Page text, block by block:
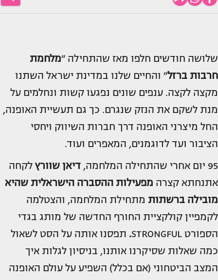
שלושה חודשים חלפו מאז שהתחילה ״מלחמת
חרבות ברזל״ והחיים שלנו במדינת ישראל השתנו
מקצה לקצה. ענפים שונים נפגעו קשות ונחלמים על
מנת לשקם את הנזק שנגרם. כך גם תעשיית האופנה,
החל מיצרני האופנה דרך חברות השיווק ויחסי
הציבור ועד לדוגמנים, המאפרים ועוד.
95 יום אחרי שהתחילה המלחמה, דיאן שוורץ לקחה
אתנחתא קצרה מפעילות ההסברה הישראלית שהיא
מובילה ברשתות מתחילת המלחמה, והצטלמה
לקמפיין קולקציית החורף החדשה של מותג בגדי
הספורט STRONGFUL
. תפסנו אותה על הסט לשאול
כמה שאלות שסיקרנו אותנו, בניסיון לגלות איך
המצב הביטחוני (אם בכלל) השפיע על עולם האופנה